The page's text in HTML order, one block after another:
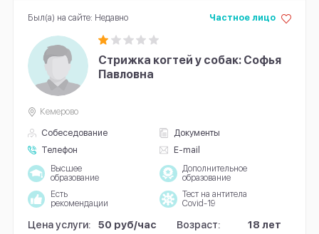
Стрижка когтей у собак: Софья
Павловна
Собеседование
Документы
Телефон
E-mail
Частное лицо
Кемерово
Высшее
образование
Дополнительное
образование
Есть
рекомендации
Тест на антитела
Covid-19
Цена услуги: 50 руб/час Возраст: 18 лет
Был(а) на сайте: Недавно